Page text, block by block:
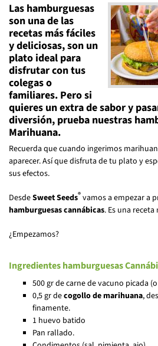
Las hamburguesas
son una de las
recetas más fáciles
y deliciosas, son un
plato ideal para
disfrutar con tus
colegas o
familiares. Pero si
quieres un extra de sabor y
diversión, prueba nuestras
Marihuana.
Recuerda que cuando ingerimos
aparecer. Así que disfruta de tu plato y
sus efectos.
DesdeSweet Seeds® vamos a empezar a
hamburguesas cannábicas. Es una
¿Empezamos?
Ingredientes hamburguesas
500 gr de carne de vacuno picada
0,5 gr decogollo de marihuana,
finamente.
1 huevo batido
Pan rallado.